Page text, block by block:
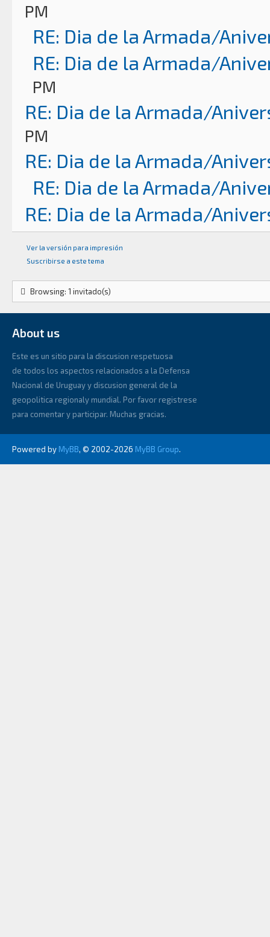
PM
RE: Dia de la Armada/
RE: Dia de la Armada/
PM
RE: Dia de la Armada/
PM
RE: Dia de la Armada/
RE: Dia de la Armada/
RE: Dia de la Armada/
Ver la versión para impresión
Suscribirse a este tema
Browsing: 1 invitado(s)
About us
Este es un sitio para la discusion respetuosa
de todos los aspectos relacionados a la Defensa
Nacional de Uruguay y discusion general de la
geopolitica regionaly mundial. Por favor registrese
para comentar y participar. Muchas gracias.
Powered by MyBB, © 2002-2026 MyBB Group.